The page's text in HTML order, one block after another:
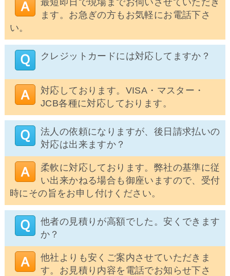
ます。お急ぎの方もお気軽にお電話下さ
い。
クレジットカードには対応してますか？
対応しております。VISA・マスター・
JCB各種に対応しております。
法人の依頼になりますが、後日請求払いの
対応は出来ますか？
柔軟に対応しております。弊社の基準に従
い出来かねる場合も御座いますので、受付
時にその旨をお申し付けください。
他者の見積りが高額でした。安くできます
か？
他社よりも安くご案内させていただきま
す。お見積り内容を電話でお知らせ下さ